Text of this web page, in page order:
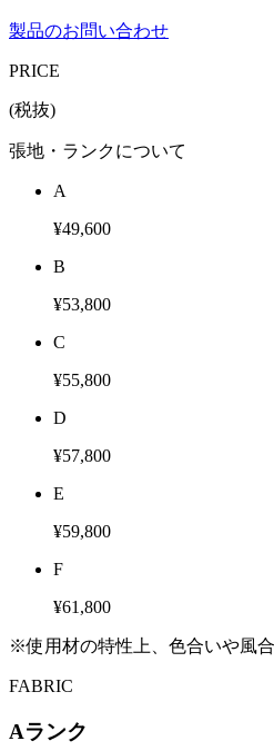
製品のお問い合わせ
PRICE
(税抜)
張地・ランクについて
A
¥49,600
B
¥53,800
C
¥55,800
D
¥57,800
E
¥59,800
F
¥61,800
※使用材の特性上、色合いや風
FABRIC
Aランク